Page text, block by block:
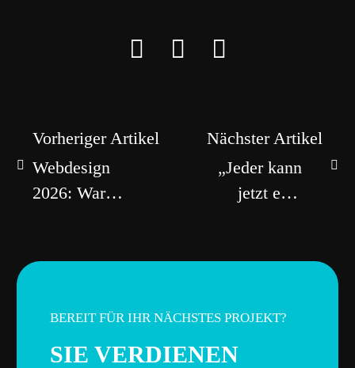
Beitragsnavigation
Vorheriger Artikel
Webdesign
2026: Warum
als visuelle
Nächster Artikel
„Jeder kann
jetzt eine
haben wir
mehr Arbeit
BEREIT FÜR IHR NÄCHSTES PROJEKT?
SIE VERDIENEN